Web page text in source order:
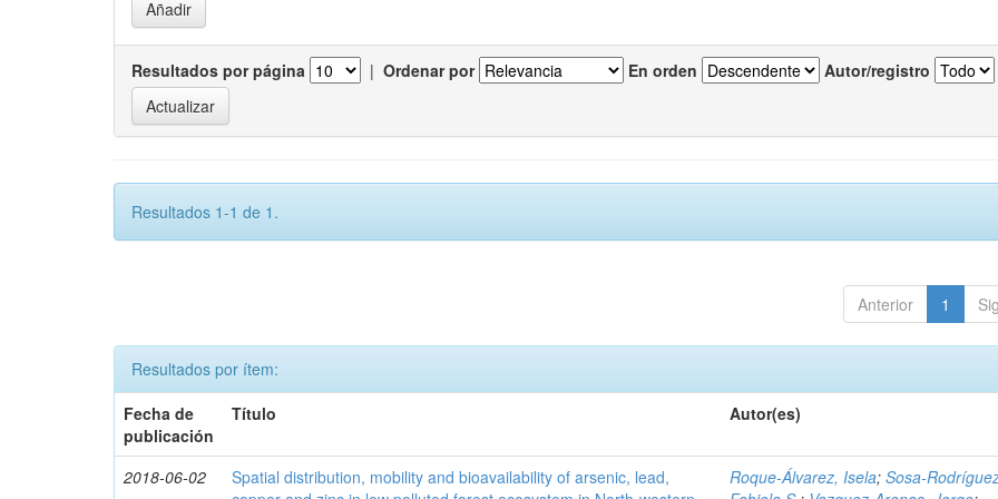
Resultados por página | Ordenar por En orden Autor/registro
Resultados 1-1 de 1.
Anterior 1
Resultados por ítem:
Fecha de
publicación
Título Autor(es)
2018-06-02
Spatial distribution, mobility and bioavailability of arsenic, lead,
Roque-Álvarez, Isela;Sosa-